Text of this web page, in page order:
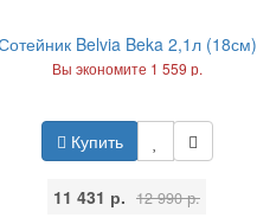
Belvia Beka 2,1л (18см)
Вы экономите 1 559 р.
Купить
11 431 р. 12 990 р.